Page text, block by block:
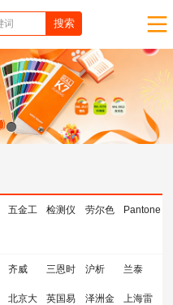
3
五金工 检测仪 劳尔色 Pantone
齐威 三恩时 沪析 兰泰
北京大 英国易 泽洲金 上海雷